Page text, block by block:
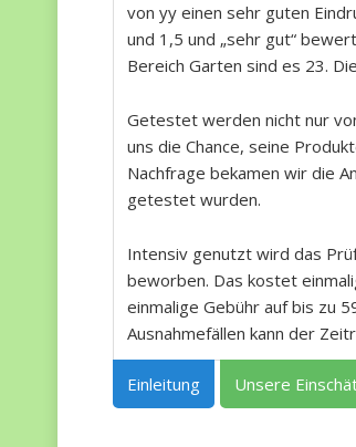
von yy einen sehr guten
und 1,5 und „sehr gut“
Bereich Garten sind es 23.
Getestet werden nicht nur
uns die Chance, seine
Nachfrage bekamen wir die
getestet wurden.
Intensiv genutzt wird das
beworben. Das kostet
einmalige Gebühr auf bis zu
Ausnahmefällen kann der
Einleitung Unsere